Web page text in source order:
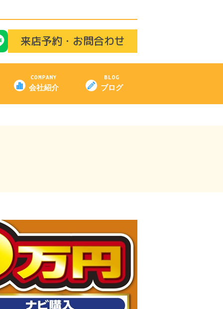
来店予約・お問合わせ
COMPANY
会社紹介
BLOG
ブログ